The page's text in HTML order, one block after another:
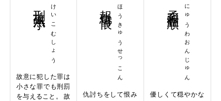
けいこむしょう
故意に犯した罪は
小さな罪でも刑罰
を与えること。 故
ほうきゅうせっこん
仇討ちをして恨み
にゅうわおんじゅん
優しくて穏やかな